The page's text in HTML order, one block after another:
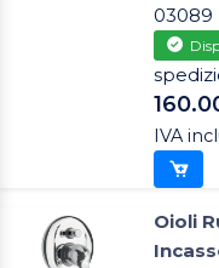
03089
IVA
Oioli